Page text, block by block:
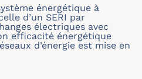
énergétique à
d’un SERI par
électriques avec
efficacité énergétique
d’énergie est mise en